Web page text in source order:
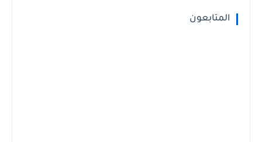
المتابعون